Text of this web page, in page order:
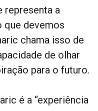
representa a
que devemos
chama isso de
de olhar
para o futuro.
é a “experiência